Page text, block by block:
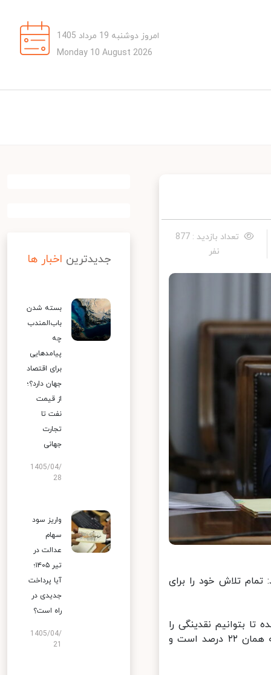
امروز دوشنبه 19 مرداد 1405
Monday 10 August 2026
تعداد بازدید : 877
نفر
تلاش خود را برای
بتوانیم نقدینگی را
کنترل کنیم و هدف‌گذاری تورمی برای یک سال آینده را اعلام کرده‌ایم که همان ۲۲ درصد است و
جدیدترین اخبار ها
بسته شدن
باب‌المندب
چه
پیامدهایی
برای اقتصاد
جهان دارد؟؛
از قیمت
نفت تا
تجارت
جهانی
1405/04/
28
واریز سود
سهام
عدالت در
تیر ۱۴۰۵؛
آیا پرداخت
جدیدی در
راه است؟
1405/04/